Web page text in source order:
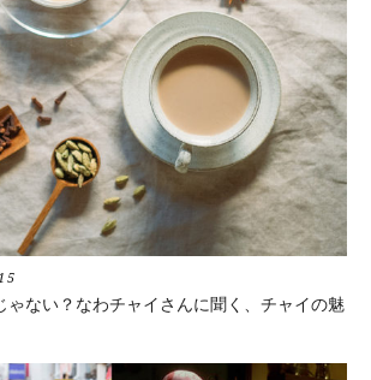
ゃない？なわチャイさんに聞く、チャイの魅